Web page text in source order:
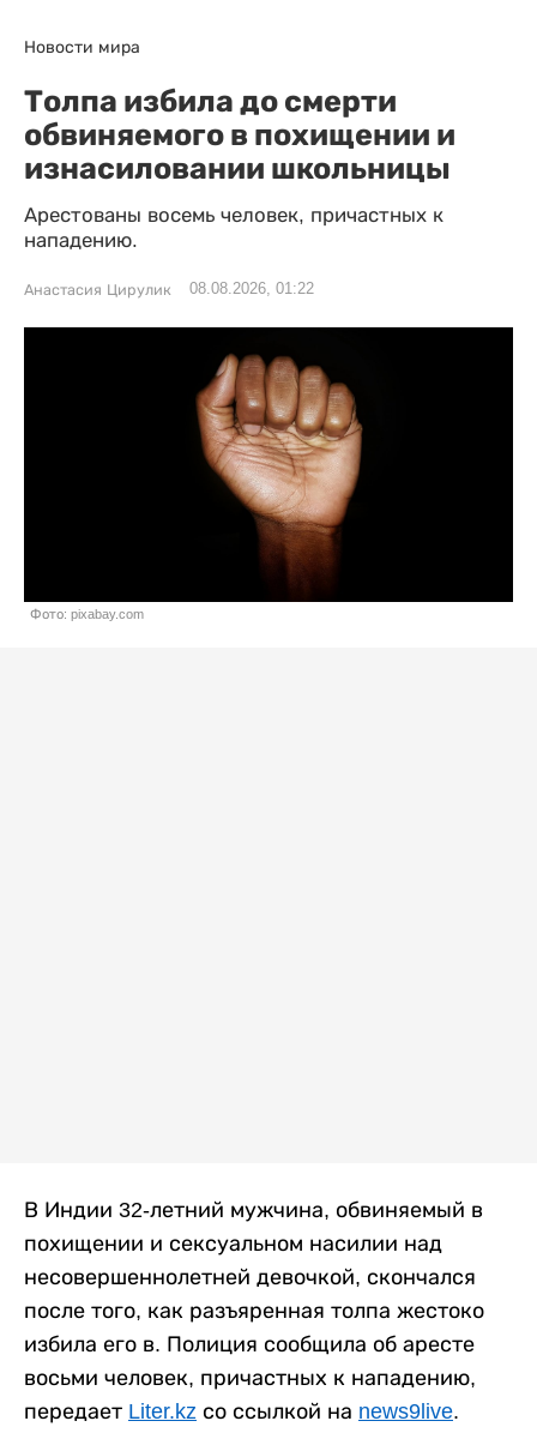
Новости мира
Толпа избила до смерти
обвиняемого в похищении и
изнасиловании школьницы
Арестованы восемь человек, причастных к
нападению.
Анастасия Цирулик 08.08.2026, 01:22
Фото: pixabay.com
В Индии 32-летний мужчина, обвиняемый в
похищении и сексуальном насилии над
несовершеннолетней девочкой, скончался
после того, как разъяренная толпа жестоко
избила его в. Полиция сообщила об аресте
восьми человек, причастных к нападению,
передает Liter.kz со ссылкой на news9live.